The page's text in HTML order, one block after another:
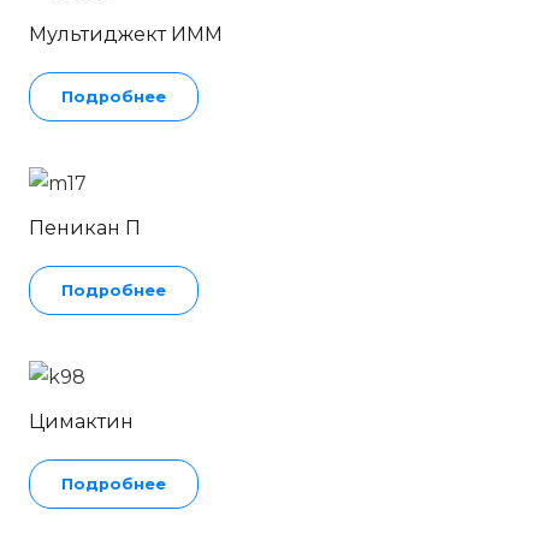
Мультиджект ИММ
Подробнее
Пеникан П
Подробнее
Цимактин
Подробнее